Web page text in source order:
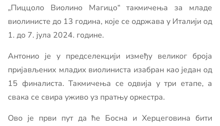
„Пиццоло Виолино Магицо“ такмичења за младе
виолинисте до 13 година, које се одржава у Италији од
1. до 7. јула 2024. године.
Антонио је у предселекцији између великог броја
пријављених младих виолиниста изабран као један од
15 финалиста. Такмичења се одвија у три етапе, а
свака се свира уживо уз пратњу оркестра.
Ово је први пут да ће Босна и Херцеговина бити